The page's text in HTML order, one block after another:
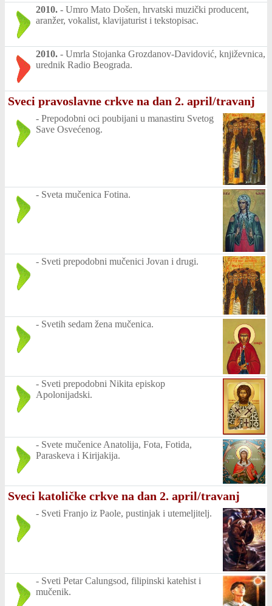
2010. - Umro Mato Došen, hrvatski muzički producent,
aranžer, vokalist, klavijaturist i tekstopisac.
2010. - Umrla Stojanka Grozdanov-Davidović, književnica,
urednik Radio Beograda.
Sveci pravoslavne crkve na dan 2. april/travanj
- Prepodobni oci poubijani u manastiru Svetog
Save Osvećenog.
- Sveta mučenica Fotina.
- Sveti prepodobni mučenici Jovan i drugi.
- Svetih sedam žena mučenica.
- Sveti prepodobni Nikita episkop
Apolonijadski.
- Svete mučenice Anatolija, Fota, Fotida,
Paraskeva i Kirijakija.
Sveci katoličke crkve na dan 2. april/travanj
- Sveti Franjo iz Paole, pustinjak i utemeljitelj.
- Sveti Petar Calungsod, filipinski katehist i
mučenik.